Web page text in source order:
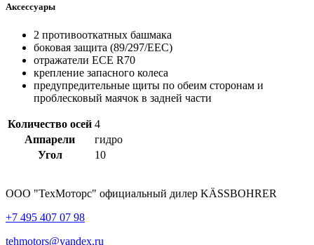
Аксессуары
2 противооткатных башмака
боковая защита (89/297/EEC)
отражатели ECE R70
крепление запасного колеса
предупредительные щиты по обеим сторонам и
проблесковый маячок в задней части
Количество осей 4
Аппарели
гидро
Угол
10
ООО "ТехМоторс" официальный дилер KÄSSBOHRER
+7 495 407 07 98
tehmotors@yandex.ru